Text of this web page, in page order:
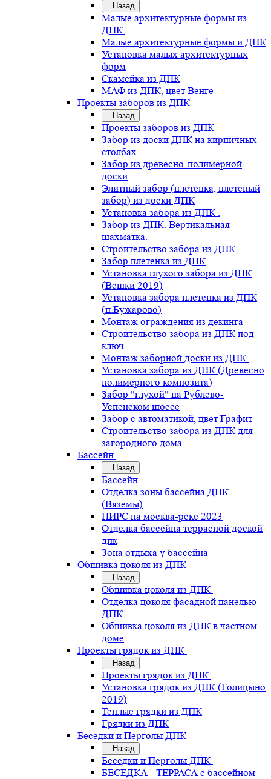
Назад
Малые архитектурные формы из
ДПК
Малые архитектурные формы и ДПК
Установка малых архитектурных
форм
Скамейка из ДПК
МАФ из ДПК, цвет Венге
Проекты заборов из ДПК
Назад
Проекты заборов из ДПК
Забор из доски ДПК на кирпичных
столбах
Забор из древесно-полимерной
доски
Элитный забор (плетенка, плетеный
забор) из доски ДПК
Установка забора из ДПК .
Забор из ДПК. Вертикальная
шахматка.
Строительство забора из ДПК.
Забор плетенка из ДПК
Установка глухого забора из ДПК
(Вешки 2019)
Установка забора плетенка из ДПК
(п.Бужарово)
Монтаж ограждения из декинга
Строительство забора из ДПК под
ключ
Монтаж заборной доски из ДПК.
Установка забора из ДПК (Древесно
полимерного композита)
Забор "глухой" на Рублево-
Успенском шоссе
Забор с автоматикой, цвет Графит
Строительство забора из ДПК для
загородного дома
Бассейн
Назад
Бассейн
Отделка зоны бассейна ДПК
(Вяземы)
ПИРС на москва-реке 2023
Отделка бассейна террасной доской
дпк
Зона отдыха у бассейна
Обшивка цоколя из ДПК
Назад
Обшивка цоколя из ДПК
Отделка цоколя фасадной панелью
ДПК
Обшивка цоколя из ДПК в частном
доме
Проекты грядок из ДПК
Назад
Проекты грядок из ДПК
Установка грядок из ДПК (Голицыно
2019)
Теплые грядки из ДПК
Грядки из ДПК
Беседки и Перголы ДПК
Назад
Беседки и Перголы ДПК
БЕСЕДКА - ТЕРРАСА с бассейном